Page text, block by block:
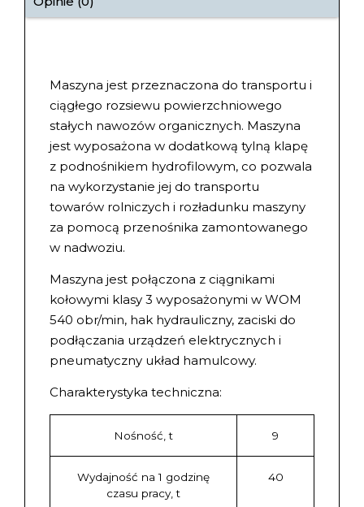
Maszyna jest przeznaczona do transportu i
ciągłego rozsiewu powierzchniowego
stałych nawozów organicznych. Maszyna
jest wyposażona w dodatkową tylną klapę
z podnośnikiem hydrofilowym, co pozwala
na wykorzystanie jej do transportu
towarów rolniczych i rozładunku maszyny
za pomocą przenośnika zamontowanego
w nadwoziu.
Maszyna jest połączona z ciągnikami
kołowymi klasy 3 wyposażonymi w WOM
540 obr/min, hak hydrauliczny, zaciski do
podłączania urządzeń elektrycznych i
pneumatyczny układ hamulcowy.
Charakterystyka techniczna:
Nośność, t 9
Wydajność na 1 godzinę
czasu pracy, t
40